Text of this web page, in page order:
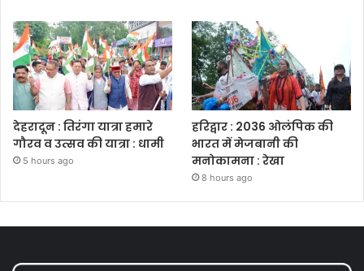
देहरादून : तिरंगा यात्रा हमारे
गौरव व उत्सव की यात्रा : धामी
5 hours ago
हरिद्वार : 2036 ओलंपिक की
भारत में मेजबानी की
मनोकामना : रेखा
8 hours ago